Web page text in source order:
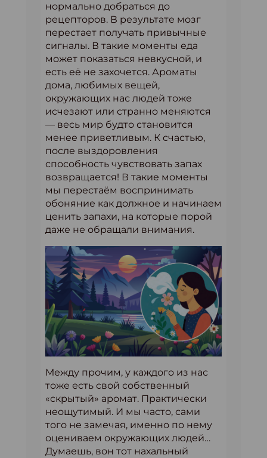
нормально добраться до
рецепторов. В результате мозг
перестает получать привычные
сигналы. В такие моменты еда
может показаться невкусной, и
есть её не захочется. Ароматы
дома, любимых вещей,
окружающих нас людей тоже
исчезают или странно меняются
— весь мир будто становится
менее приветливым. К счастью,
после выздоровления
способность чувствовать запах
возвращается! В такие моменты
мы перестаём воспринимать
обоняние как должное и начинаем
ценить запахи, на которые порой
даже не обращали внимания.
Между прочим, у каждого из нас
тоже есть свой собственный
«скрытый» аромат. Практически
неощутимый. И мы часто, сами
того не замечая, именно по нему
оцениваем окружающих людей…
Думаешь, вон тот нахальный